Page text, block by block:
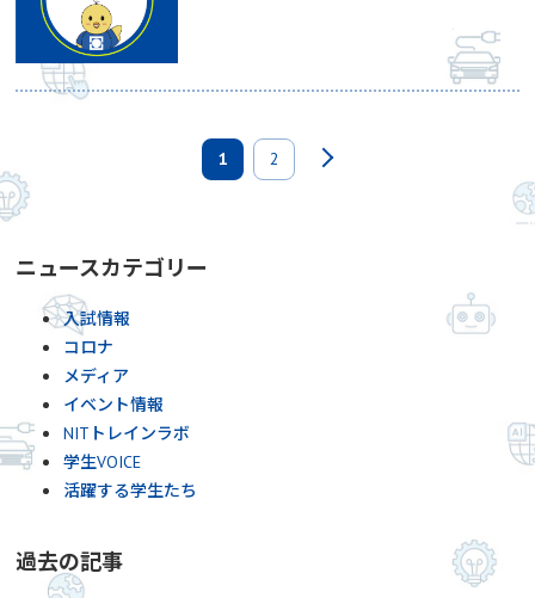
1 2
ニュースカテゴリー
入試情報
コロナ
メディア
イベント情報
NITトレインラボ
学生VOICE
活躍する学生たち
過去の記事